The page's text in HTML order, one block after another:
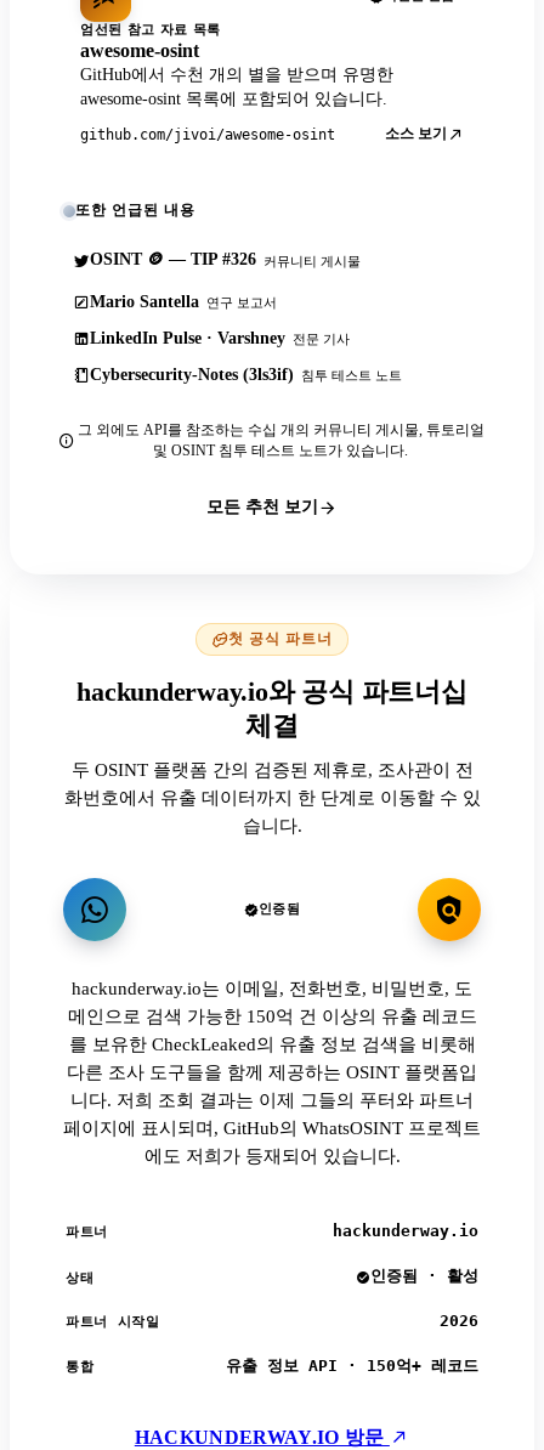
엄선된 참고 자료 목록
awesome-osint
GitHub에서 수천 개의 별을 받으며 유명한
awesome-osint 목록에 포함되어 있습니다.
github.com/jivoi/awesome-osint 소스 보기
또한 언급된 내용
OSINT 🪙 — TIP #326 커뮤니티 게시물
Mario Santella 연구 보고서
LinkedIn Pulse · Varshney 전문 기사
Cybersecurity-Notes (3ls3if) 침투 테스트 노트
그 외에도 API를 참조하는 수십 개의 커뮤니티 게시물, 튜토리얼
및 OSINT 침투 테스트 노트가 있습니다.
모든 추천 보기
첫 공식 파트너
hackunderway.io와 공식 파트너십
체결
두 OSINT 플랫폼 간의 검증된 제휴로, 조사관이 전
화번호에서 유출 데이터까지 한 단계로 이동할 수 있
습니다.
인증됨
hackunderway.io는 이메일, 전화번호, 비밀번호, 도
메인으로 검색 가능한 150억 건 이상의 유출 레코드
를 보유한 CheckLeaked의 유출 정보 검색을 비롯해
다른 조사 도구들을 함께 제공하는 OSINT 플랫폼입
니다. 저희 조회 결과는 이제 그들의 푸터와 파트너
페이지에 표시되며, GitHub의 WhatsOSINT 프로젝트
에도 저희가 등재되어 있습니다.
파트너 hackunderway.io
상태 인증됨 · 활성
파트너 시작일 2026
통합 유출 정보 API · 150억+ 레코드
HACKUNDERWAY.IO 방문